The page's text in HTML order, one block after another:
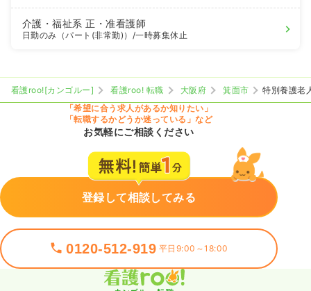
介護・福祉系正・准看護師
日勤のみ（パート(非常勤)） /一時募集休止
看護roo![カンゴルー] 看護roo! 転職 大阪府 箕面市
特別養護老
「希望に合う求人があるか知りたい」
「転職するかどうか迷っている」など
お気軽にご相談ください
登録して相談してみる
0120-512-919 平日9:00～18:00